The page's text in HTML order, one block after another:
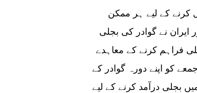
کرنے کے لیے ہر ممکن
نے گوادر کی بجلی
کے لیے اضافی 100 میگاواٹ بجلی فراہم کرنے کے معاہدے
کو اپنے دورہ گوادر کے
بجلی درآمد کرنے کے لیے